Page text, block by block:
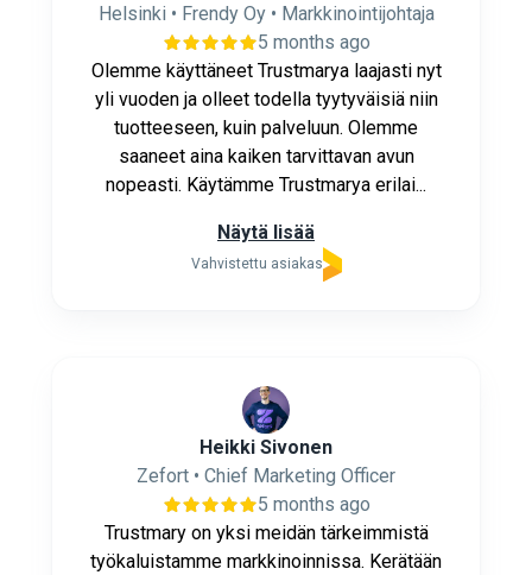
Helsinki • Frendy Oy • Markkinointijohtaja
5 months ago
Olemme käyttäneet Trustmarya laajasti nyt
yli vuoden ja olleet todella tyytyväisiä niin
tuotteeseen, kuin palveluun. Olemme
saaneet aina kaiken tarvittavan avun
nopeasti. Käytämme Trustmarya erilai...
Näytä lisää
Vahvistettu asiakas
Heikki Sivonen
Zefort • Chief Marketing Officer
5 months ago
Trustmary on yksi meidän tärkeimmistä
työkaluistamme markkinoinnissa. Kerätään